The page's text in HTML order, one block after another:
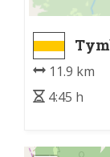
11.9 km
4:45 h